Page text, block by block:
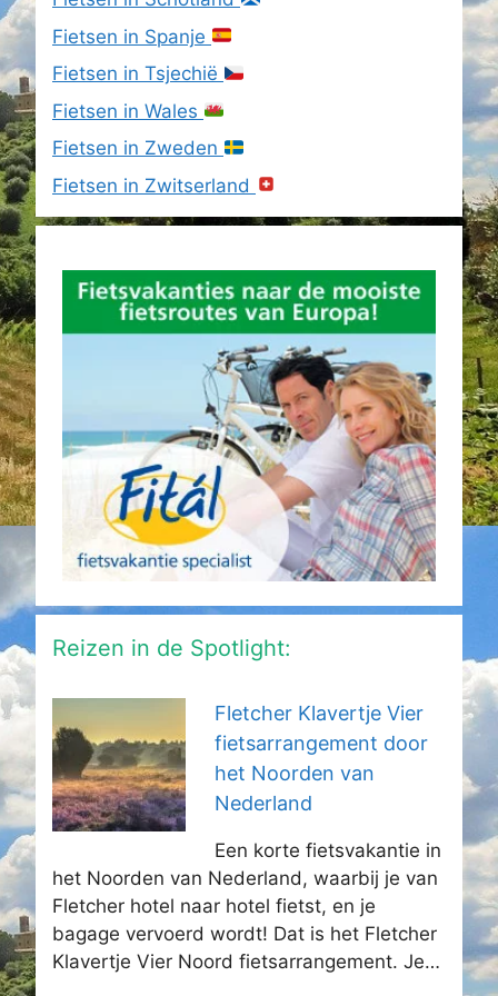
Fietsen in Spanje
Fietsen in Tsjechië
Fietsen in Wales
Fietsen in Zweden
Fietsen in Zwitserland
Reizen in de Spotlight:
Fletcher Klavertje Vier
fietsarrangement door
het Noorden van
Nederland
Een korte fietsvakantie in
het Noorden van Nederland, waarbij je van
Fletcher hotel naar hotel fietst, en je
bagage vervoerd wordt! Dat is het Fletcher
Klavertje Vier Noord fietsarrangement. Je…